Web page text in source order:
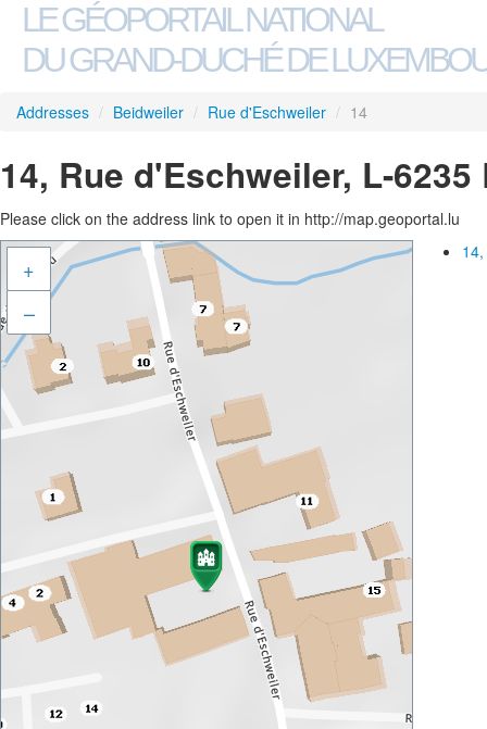
LE GÉOPORTAIL NATIONAL
DU GRAND-DUCHÉ DE
Addresses / Beidweiler / Rue d'Eschweiler / 14
14, Rue d'Eschweiler, L-
Please click on the address link to open it in http://map.geoportal.lu
+
–